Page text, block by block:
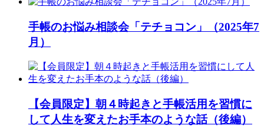
手帳のお悩み相談会「テチョコン」（2025年7
月）
【会員限定】朝４時起きと手帳活用を習慣に
して人生を変えたお手本のような話（後編）